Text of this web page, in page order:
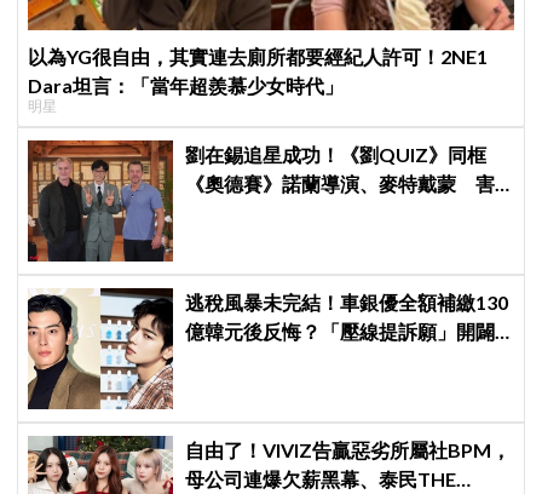
以為YG很自由，其實連去廁所都要經紀人許可！2NE1
Dara坦言：「當年超羨慕少女時代」
明星
劉在錫追星成功！《劉QUIZ》同框
《奧德賽》諾蘭導演、麥特戴蒙 害
逃稅風暴未完結！車銀優全額補繳130
億韓元後反悔？「壓線提訴願」開闢
自由了！VIVIZ告贏惡劣所屬社BPM，
母公司連爆欠薪黑幕、泰民THE